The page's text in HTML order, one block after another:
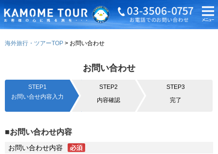
海外旅行・ツアーTOP お問い合わせ
お問い合わせ
STEP1
お問い合せ内容入力
STEP2
内容確認
STEP3
完了
■お問い合わせ内容
お問い合わせ内容